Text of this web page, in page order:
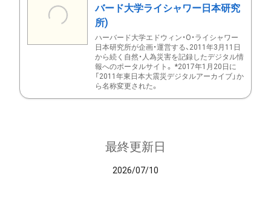
バード大学ライシャワー日本研究
所)
ハーバード大学エドウィン・O・ライシャワー
日本研究所が企画・運営する、2011年3月11日
から続く自然・人為災害を記録したデジタル情
報へのポータルサイト。 *2017年1月20日に
「2011年東日本大震災デジタルアーカイブ」か
ら名称変更された。
最終更新日
2026/07/10